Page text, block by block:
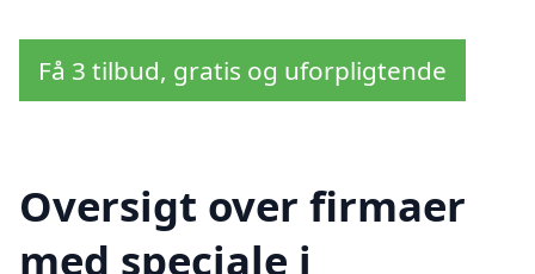
Få 3 tilbud, gratis og uforpligtende
Oversigt over firmaer
med speciale i